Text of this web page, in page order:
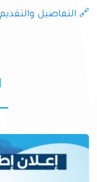
🔗 التفاصيل